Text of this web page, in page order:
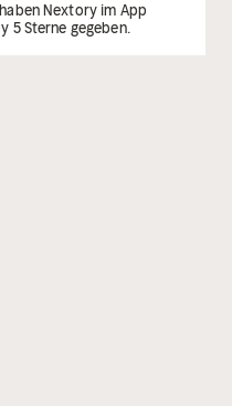
Nextory im App
5 Sterne gegeben.